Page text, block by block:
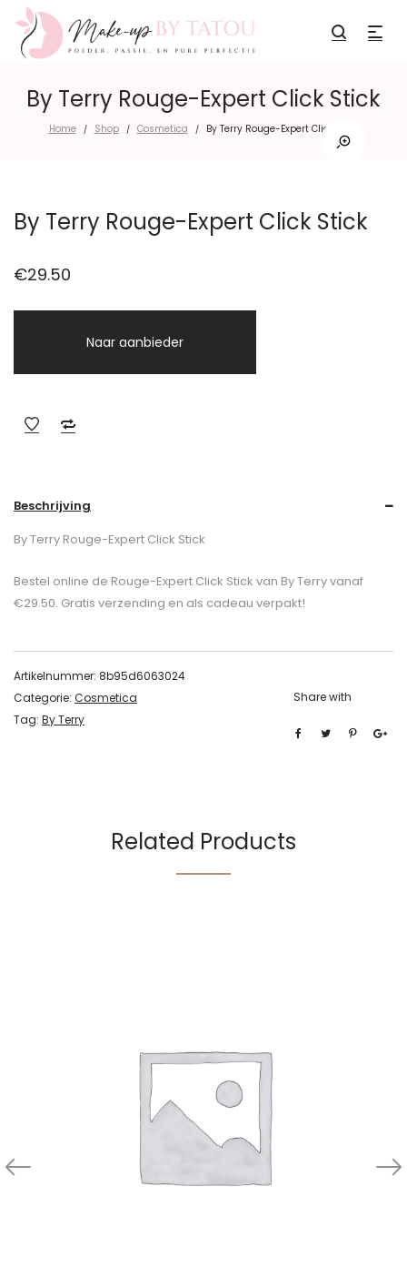
By Terry Rouge-Expert Click Stick
Home / Shop / Cosmetica / By Terry Rouge-Expert Click Stick
By Terry Rouge-Expert Click Stick
€29.50
Naar aanbieder
Beschrijving
By Terry Rouge-Expert Click Stick
Bestel online de Rouge-Expert Click Stick van By Terry vanaf
€29.50. Gratis verzending en als cadeau verpakt!
Artikelnummer: 8b95d6063024
Categorie: Cosmetica
Tag: By Terry
Share with
Related Products